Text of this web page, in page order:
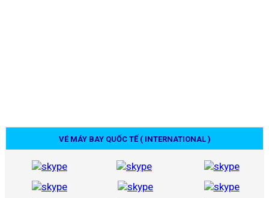
VÉ MÁY BAY QUỐC TẾ ( INTERNATIONAL )